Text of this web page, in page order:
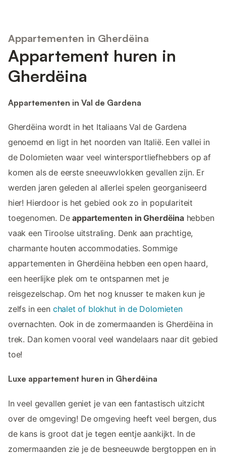
Appartementen in Gherdëina
Appartement huren in
Gherdëina
Appartementen in Val de Gardena
Gherdëina wordt in het Italiaans Val de Gardena
genoemd en ligt in het noorden van Italië. Een vallei in
de Dolomieten waar veel wintersportliefhebbers op af
komen als de eerste sneeuwvlokken gevallen zijn. Er
werden jaren geleden al allerlei spelen georganiseerd
hier! Hierdoor is het gebied ook zo in populariteit
toegenomen. Deappartementen in Gherdëinahebben
vaak een Tiroolse uitstraling. Denk aan prachtige,
charmante houten accommodaties. Sommige
appartementen in Gherdëina hebben een open haard,
een heerlijke plek om te ontspannen met je
reisgezelschap. Om het nog knusser te maken kun je
zelfs in een chalet of blokhut in de Dolomieten
overnachten. Ook in de zomermaanden is Gherdëina in
trek. Dan komen vooral veel wandelaars naar dit gebied
toe!
Luxe appartement huren in Gherdëina
In veel gevallen geniet je van een fantastisch uitzicht
over de omgeving! De omgeving heeft veel bergen, dus
de kans is groot dat je tegen eentje aankijkt. In de
zomermaanden zie je de besneeuwde bergtoppen en in